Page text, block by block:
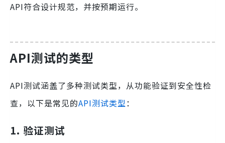
API符合设计规范，并按预期运行。
API测试的类型
API测试涵盖了多种测试类型，从功能验证到安全性检
查，以下是常见的API测试类型：
1. 验证测试